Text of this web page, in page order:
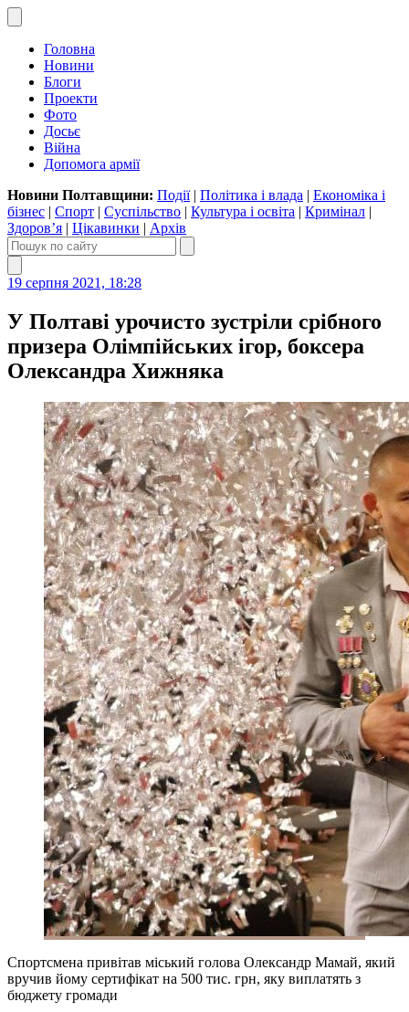
Головна
Новини
Блоги
Проекти
Фото
Досьє
Війна
Допомога армії
Новини Полтавщини: Події| Політика і влада | Економіка і
бізнес | Спорт | Суспільство | Культура і освіта | Кримінал |
Здоров’я | Цікавинки | Архів
19 серпня 2021, 18:28
У Полтаві урочисто зустріли срібного
призера Олімпійських ігор, боксера
Олександра Хижняка
Спортсмена привітав міський голова Олександр Мамай, який
вручив йому сертифікат на 500 тис. грн, яку виплатять з
бюджету громади